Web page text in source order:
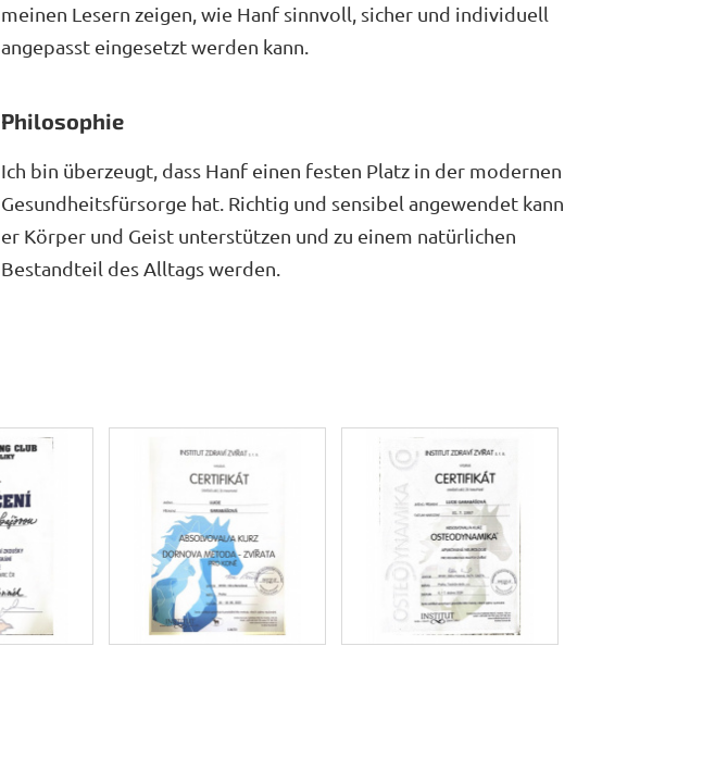
meinen Lesern zeigen, wie Hanf sinnvoll, sicher und individuell
angepasst eingesetzt werden kann.
Philosophie
Ich bin überzeugt, dass Hanf einen festen Platz in der modernen
Gesundheitsfürsorge hat. Richtig und sensibel angewendet kann
er Körper und Geist unterstützen und zu einem natürlichen
Bestandteil des Alltags werden.